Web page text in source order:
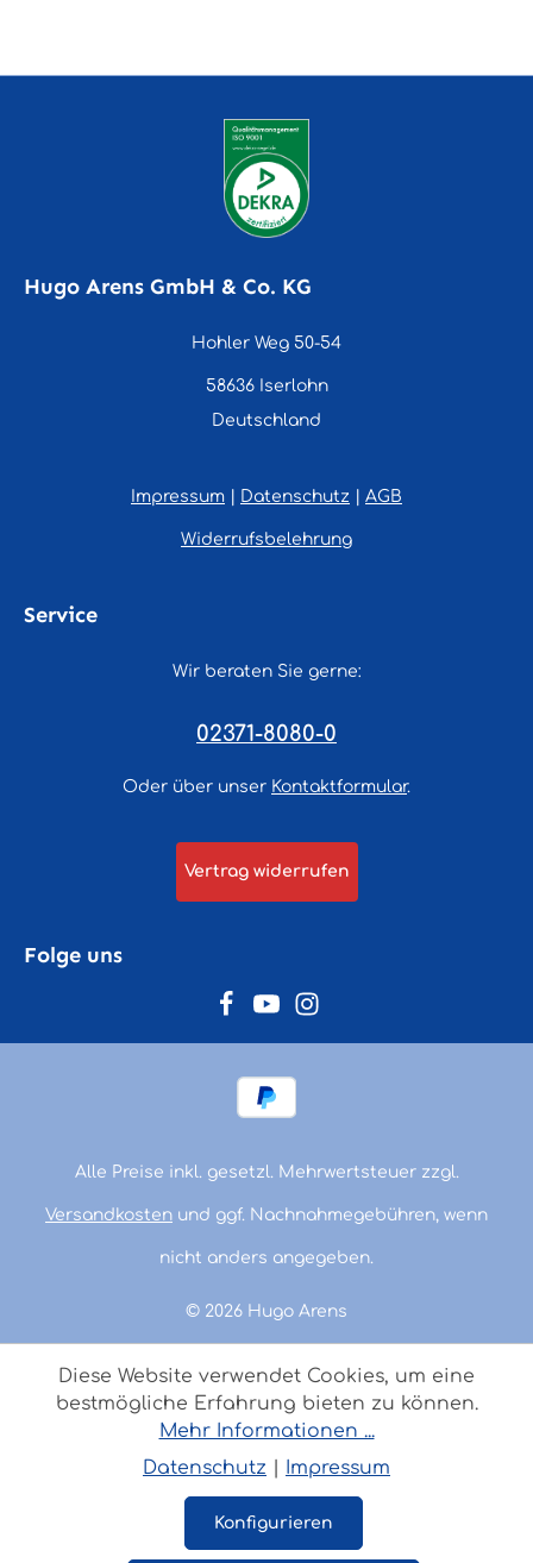
Hugo Arens GmbH & Co. KG
Hohler Weg 50-54
58636 Iserlohn
Deutschland
Impressum Datenschutz AGB
Widerrufsbelehrung
Service
Wir beraten Sie gerne:
02371-8080-0
Oder über unser Kontaktformular.
Vertrag widerrufen
Folge uns
© 2026 Hugo Arens
Alle Preise inkl. gesetzl. Mehrwertsteuer zzgl.
Versandkosten und ggf. Nachnahmegebühren, wenn
nicht anders angegeben.
Diese Website verwendet Cookies, um eine
bestmögliche Erfahrung bieten zu können.
Mehr Informationen ...
Datenschutz
Impressum
Konfigurieren